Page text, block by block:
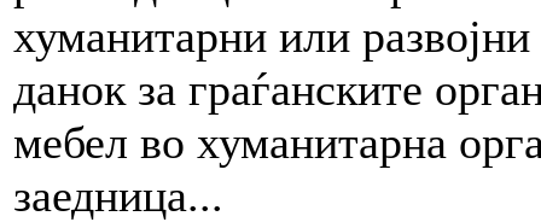
хуманитарни или
данок за граѓанските
мебел во хуманитарна
заедница...